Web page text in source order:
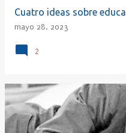
Cuatro ideas sobre
mayo 28, 2023
2